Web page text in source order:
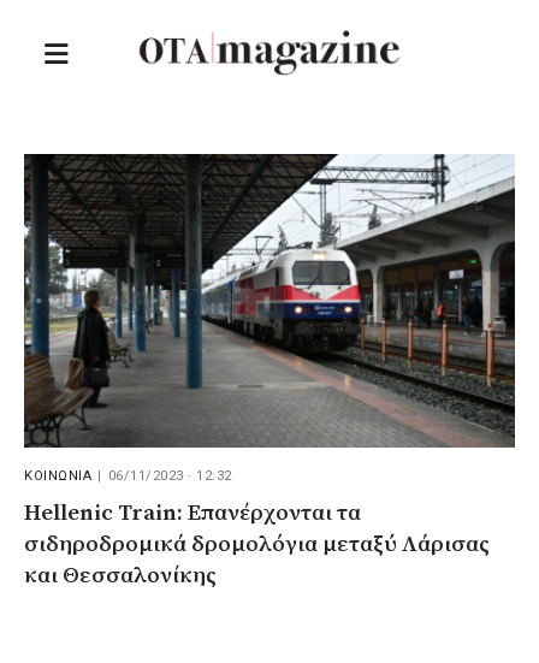
ΚΟΙΝΩΝΙΑ 06/11/2023 · 12:32
Hellenic Train: Επανέρχονται τα
σιδηροδρομικά δρομολόγια μεταξύ Λάρισας
και Θεσσαλονίκης